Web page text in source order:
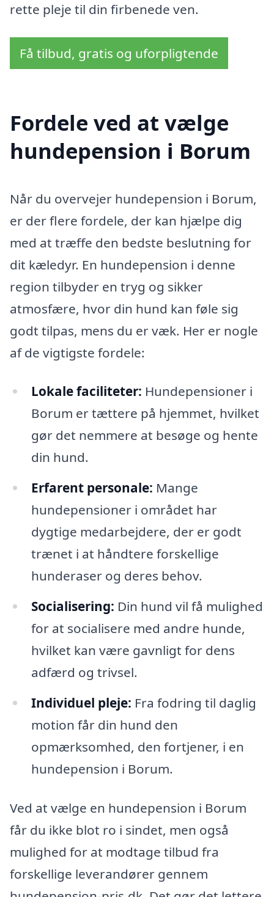
rette pleje til din firbenede ven.
Få tilbud, gratis og uforpligtende
Fordele ved at vælge
hundepension i Borum
Når du overvejer hundepension i Borum,
er der flere fordele, der kan hjælpe dig
med at træffe den bedste beslutning for
dit kæledyr. En hundepension i denne
region tilbyder en tryg og sikker
atmosfære, hvor din hund kan føle sig
godt tilpas, mens du er væk. Her er nogle
af de vigtigste fordele:
Lokale faciliteter: Hundepensioner i
Borum er tættere på hjemmet, hvilket
gør det nemmere at besøge og hente
din hund.
Erfarent personale: Mange
hundepensioner i området har
dygtige medarbejdere, der er godt
trænet i at håndtere forskellige
hunderaser og deres behov.
Socialisering: Din hund vil få mulighed
for at socialisere med andre hunde,
hvilket kan være gavnligt for dens
adfærd og trivsel.
Individuel pleje: Fra fodring til daglig
motion får din hund den
opmærksomhed, den fortjener, i en
hundepension i Borum.
Ved at vælge en hundepension i Borum
får du ikke blot ro i sindet, men også
mulighed for at modtage tilbud fra
forskellige leverandører gennem